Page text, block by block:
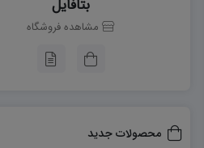
بتافایل
مشاهده فروشگاه
محصولات جدید